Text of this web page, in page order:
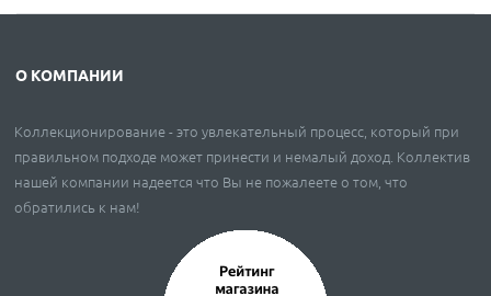
О КОМПАНИИ
Коллекционирование - это увлекательный процесс, который при
правильном подходе может принести и немалый доход. Коллектив
нашей компании надеется что Вы не пожалеете о том, что
обратились к нам!